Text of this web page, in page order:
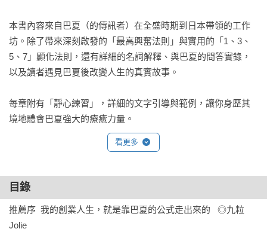
本書內容來自巴夏（的傳訊者）在全盛時期到日本帶領的工作
坊。除了帶來深刻啟發的「最高興奮法則」與實用的「1、3、
5、7」顯化法則，還有詳細的名詞解釋、與巴夏的問答實錄，
以及讀者遇見巴夏後改變人生的真實故事。
每章附有「靜心練習」，詳細的文字引導與範例，讓你身歷其
境地體會巴夏強大的療癒力量。
看更多
目錄
推薦序  我的創業人生，就是靠巴夏的公式走出來的   ◎九粒
Jolie